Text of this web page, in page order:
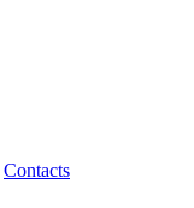
Contacts